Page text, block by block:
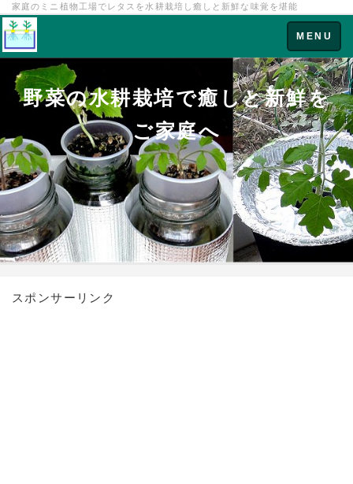
家庭のミニ植物工場でレタスを水耕栽培し癒しと新鮮な味覚を堪能
Toggle
navigation
MENU
野菜の水耕栽培で癒しと新鮮を
ご家庭へ
スポンサーリンク